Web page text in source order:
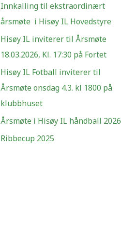
e
r
:
Innkalling til ekstraordinært
årsmøte i Hisøy IL Hovedstyre
Hisøy IL inviterer til Årsmøte
18.03.2026, Kl. 17:30 på Fortet
Hisøy IL Fotball inviterer til
Årsmøte onsdag 4.3. kl 1800 på
klubbhuset
Årsmøte i Hisøy IL håndball 2026
Ribbecup 2025